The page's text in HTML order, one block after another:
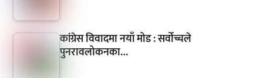
कांग्रेस विवादमा नयाँ मोड : सर्वोच्चले
पुनरावलोकनका…